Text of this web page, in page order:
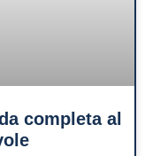
completa al